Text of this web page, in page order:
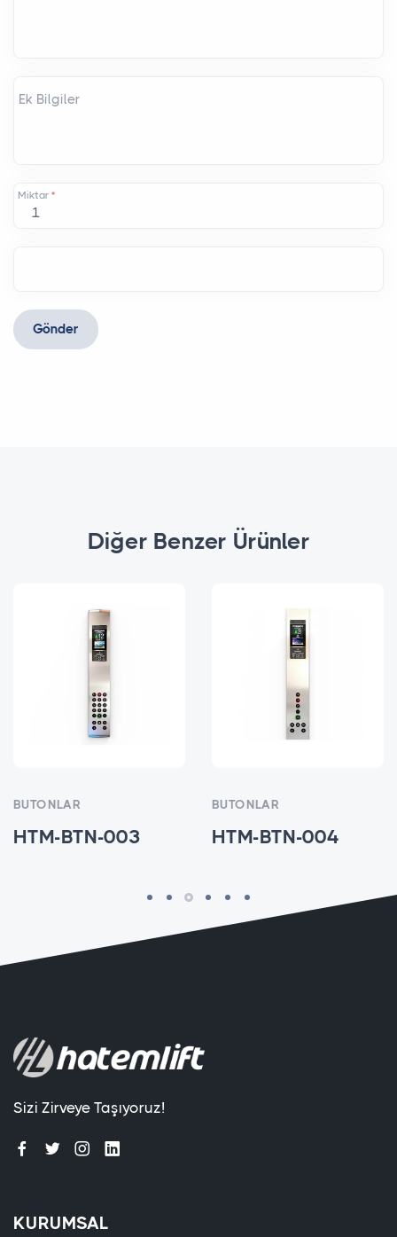
Ek Bilgiler
Miktar*
Gönder
Diğer Benzer Ürünler
BUTONLAR
HTM-BTN-003
BUTONLAR
HTM-BTN-004
Sizi Zirveye Taşıyoruz!
KURUMSAL